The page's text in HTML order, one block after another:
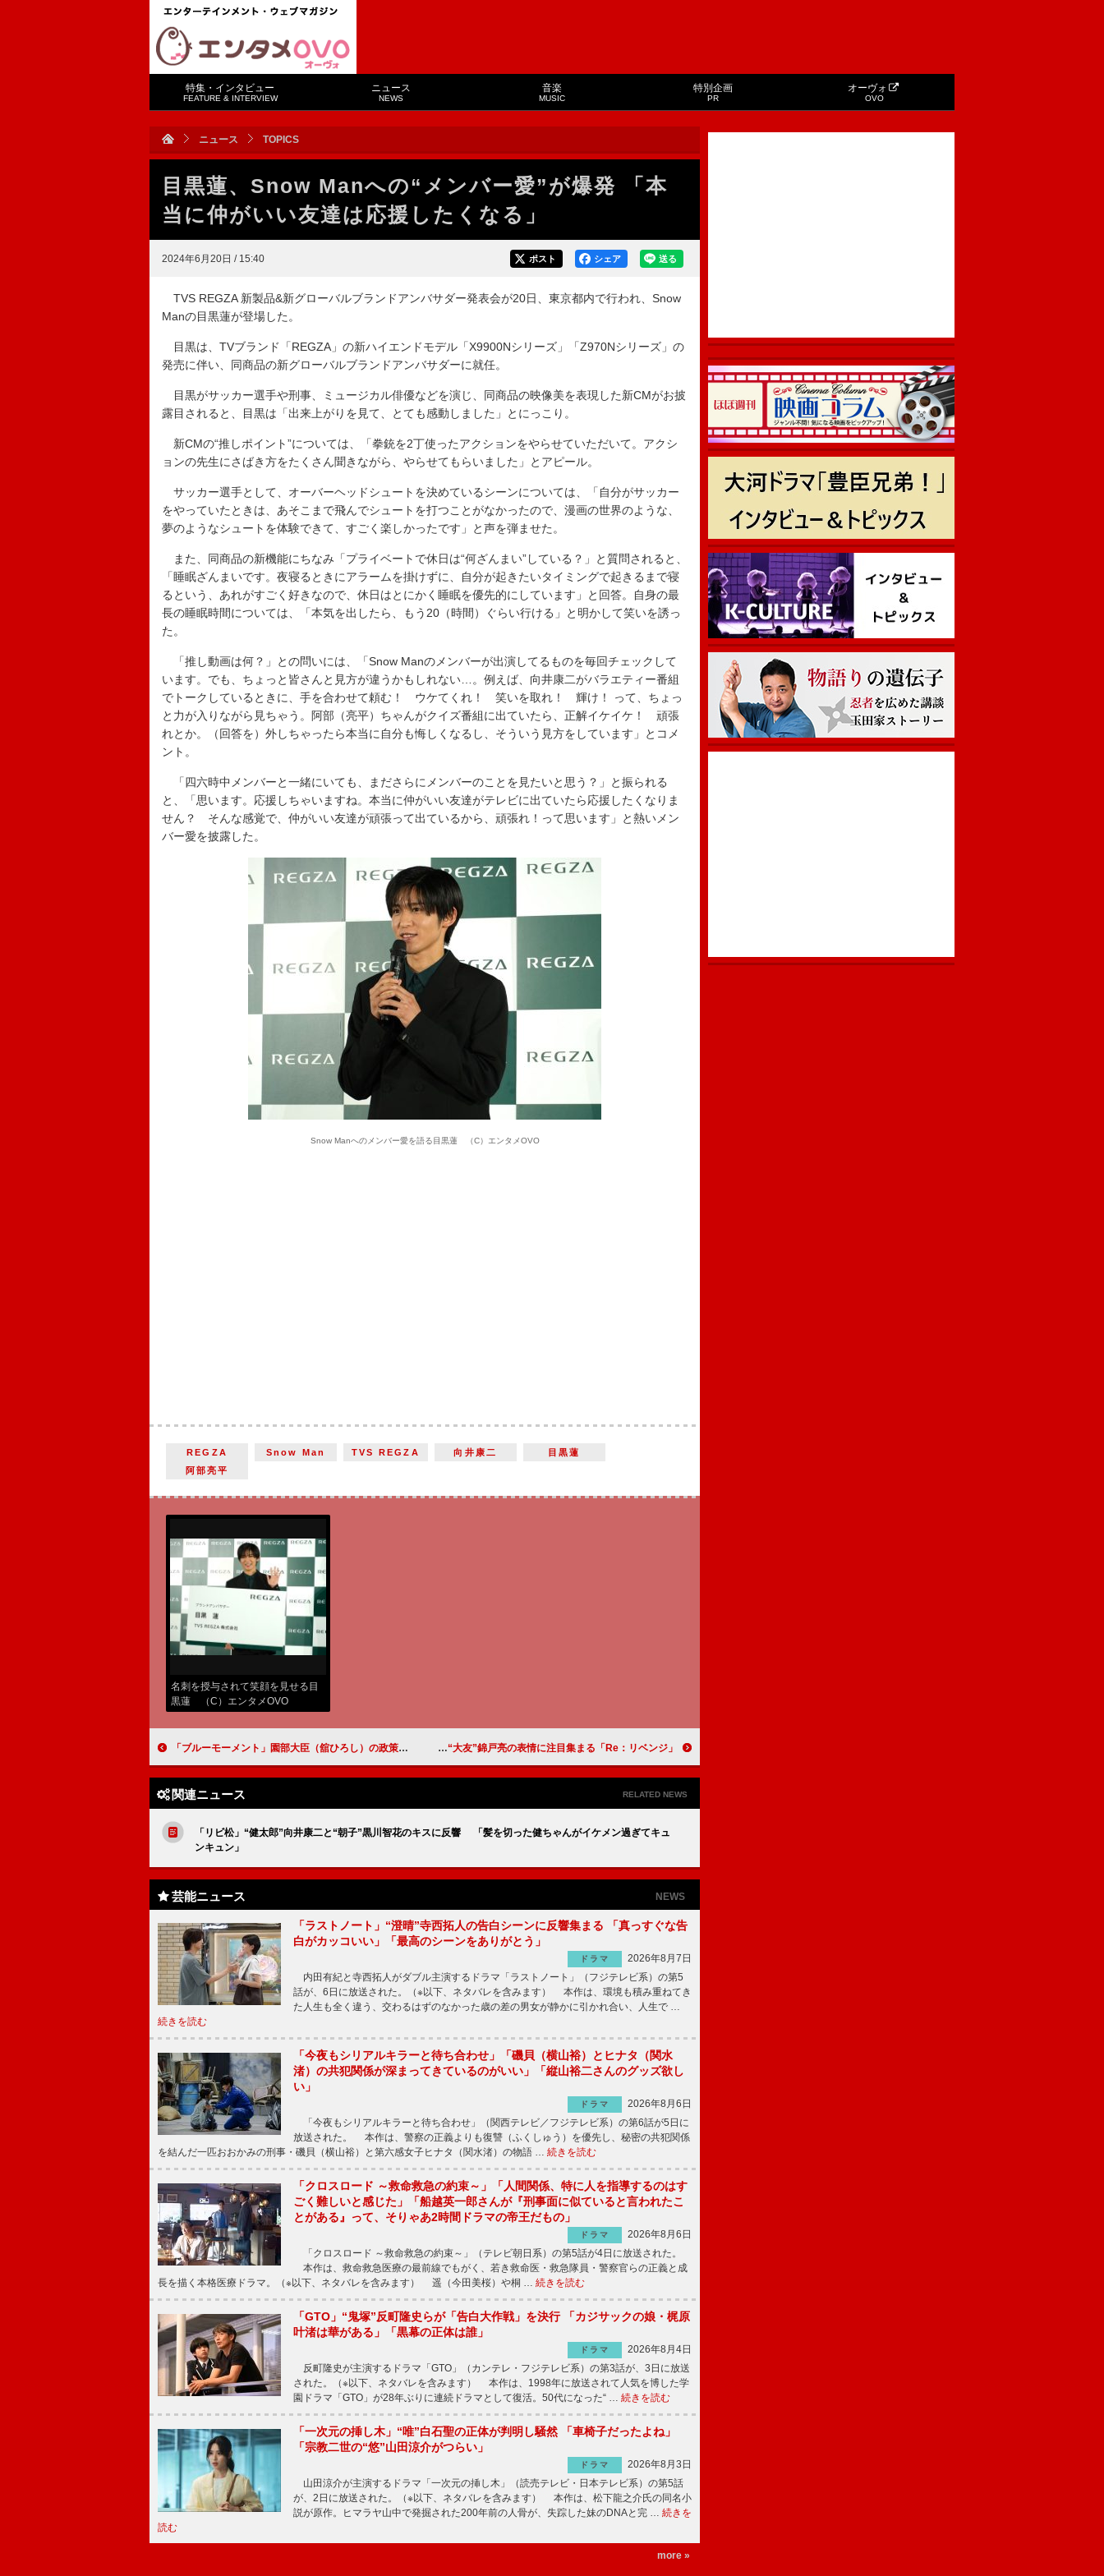
特集・インタビュー
FEATURE & INTERVIEW
ニュース
NEWS
音楽
MUSIC
特別企画
PR
オーヴォ
OVO
ニュース TOPICS
目黒蓮、Snow Manへの“メンバー愛”が爆発 「本
当に仲がいい友達は応援したくなる」
2024年6月20日 / 15:40 送る
シェア
ポスト
TVS REGZA 新製品&新グローバルブランドアンバサダー発表会が20日、東京都内で行われ、Snow
Manの目黒蓮が登場した。
目黒は、TVブランド「REGZA」の新ハイエンドモデル「X9900Nシリーズ」「Z970Nシリーズ」の
発売に伴い、同商品の新グローバルブランドアンバサダーに就任。
目黒がサッカー選手や刑事、ミュージカル俳優などを演じ、同商品の映像美を表現した新CMがお披
露目されると、目黒は「出来上がりを見て、とても感動しました」とにっこり。
新CMの“推しポイント”については、「拳銃を2丁使ったアクションをやらせていただいて。アクシ
ョンの先生にさばき方をたくさん聞きながら、やらせてもらいました」とアピール。
サッカー選手として、オーバーヘッドシュートを決めているシーンについては、「自分がサッカー
をやっていたときは、あそこまで飛んでシュートを打つことがなかったので、漫画の世界のような、
夢のようなシュートを体験できて、すごく楽しかったです」と声を弾ませた。
また、同商品の新機能にちなみ「プライベートで休日は“何ざんまい”している？」と質問されると、
「睡眠ざんまいです。夜寝るときにアラームを掛けずに、自分が起きたいタイミングで起きるまで寝
るという、あれがすごく好きなので、休日はとにかく睡眠を優先的にしています」と回答。自身の最
長の睡眠時間については、「本気を出したら、もう20（時間）ぐらい行ける」と明かして笑いを誘っ
た。
「推し動画は何？」との問いには、「Snow Manのメンバーが出演してるものを毎回チェックして
います。でも、ちょっと皆さんと見方が違うかもしれない…。例えば、向井康二がバラエティー番組
でトークしているときに、手を合わせて頼む！ ウケてくれ！ 笑いを取れ！ 輝け！ って、ちょっ
と力が入りながら見ちゃう。阿部（亮平）ちゃんがクイズ番組に出ていたら、正解イケイケ！ 頑張
れとか。（回答を）外しちゃったら本当に自分も悔しくなるし、そういう見方をしています」とコメ
ント。
「四六時中メンバーと一緒にいても、まださらにメンバーのことを見たいと思う？」と振られる
と、「思います。応援しちゃいますね。本当に仲がいい友達がテレビに出ていたら応援したくなりま
せん？ そんな感覚で、仲がいい友達が頑張って出ているから、頑張れ！って思います」と熱いメン
バー愛を披露した。
Snow Manへのメンバー愛を語る目黒蓮 （C）エンタメOVO
REGZA Snow Man TVS REGZA 向井康二
目黒蓮
阿部亮平
名刺を授与されて笑顔を見せる目
黒蓮 （C）エンタメOVO
「ブルーモーメント」園部大臣（舘ひろし）の政策活動費開示に称賛の声 「カッコよすぎ」「これが本当の政治家の姿だろうね」 「Re：リベンジ」最終話 ラストの展開に「寒気を感じる」「予想を裏切られた」 “海斗”赤楚衛二と“大友”錦戸亮の表情に注目集まる
関連ニュース RELATED NEWS
「リビ松」“健太郎”向井康二と“朝子”黒川智花のキスに反響 「髪を切った健ちゃんがイケメン過ぎてキュ
ンキュン」
芸能ニュース NEWS
「ラストノート」“澄晴”寺西拓人の告白シーンに反響集まる 「真っすぐな告
白がカッコいい」「最高のシーンをありがとう」
ドラマ
2026年8月7日
内田有紀と寺西拓人がダブル主演するドラマ「ラストノート」（フジテレビ系）の第5
話が、6日に放送された。（※以下、ネタバレを含みます） 本作は、環境も積み重ねてき
た人生も全く違う、交わるはずのなかった歳の差の男女が静かに引かれ合い、人生で …
続きを読む
「今夜もシリアルキラーと待ち合わせ」「磯貝（横山裕）とヒナタ（関水
渚）の共犯関係が深まってきているのがいい」「縦山裕二さんのグッズ欲し
い」
ドラマ
2026年8月6日
「今夜もシリアルキラーと待ち合わせ」（関西テレビ／フジテレビ系）の第6話が5日に
放送された。 本作は、警察の正義よりも復讐（ふくしゅう）を優先し、秘密の共犯関係
を結んだ一匹おおかみの刑事・磯貝（横山裕）と第六感女子ヒナタ（関水渚）の物語 … 続きを読む
「クロスロード ～救命救急の約束～」「人間関係、特に人を指導するのはす
ごく難しいと感じた」「船越英一郎さんが『刑事面に似ていると言われたこ
とがある』って、そりゃあ2時間ドラマの帝王だもの」
ドラマ
2026年8月6日
「クロスロード ～救命救急の約束～」（テレビ朝日系）の第5話が4日に放送された。
本作は、救命救急医療の最前線でもがく、若き救命医・救急隊員・警察官らの正義と成
長を描く本格医療ドラマ。（※以下、ネタバレを含みます） 遥（今田美桜）や桐 … 続きを読む
「GTO」“鬼塚”反町隆史らが「告白大作戦」を決行 「カジサックの娘・梶原
叶渚は華がある」「黒幕の正体は誰」
ドラマ
2026年8月4日
反町隆史が主演するドラマ「GTO」（カンテレ・フジテレビ系）の第3話が、3日に放送
された。（※以下、ネタバレを含みます） 本作は、1998年に放送されて人気を博した学
園ドラマ「GTO」が28年ぶりに連続ドラマとして復活。50代になった“ … 続きを読む
「一次元の挿し木」“唯”白石聖の正体が判明し騒然 「車椅子だったよね」
「宗教二世の“悠”山田涼介がつらい」
ドラマ
2026年8月3日
山田涼介が主演するドラマ「一次元の挿し木」（読売テレビ・日本テレビ系）の第5話
が、2日に放送された。（※以下、ネタバレを含みます） 本作は、松下龍之介氏の同名小
説が原作。ヒマラヤ山中で発掘された200年前の人骨が、失踪した妹のDNAと完 … 続きを
読む
more »